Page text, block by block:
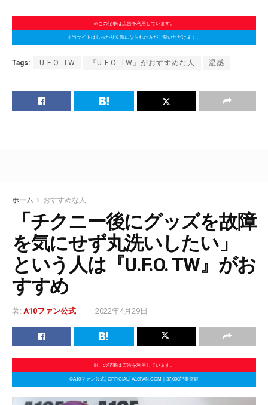
※この記事は広告を利用しています。
※当サイトはしっかり立派になられた方がご覧いただけます。
Tags: U.F.O. TW 『U.F.O. TW』がおすすめな人 温感
ホーム おすすめな人
「チクニー後にグッズを故障
を気にせず丸洗いしたい」
という人は『U.F.O. TW』がお
すすめ
著: A10ファン公式 2022年4月29日
※この記事は広告を利用しています。
©A10ファン公式│OFFICIAL│A10FAN.COM｜37,000記事突破